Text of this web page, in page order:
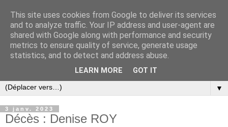
▼
3 janv. 2023
Décès : Denise ROY
This site uses cookies from Google to deliver its services
and to analyze traffic. Your IP address and user-agent are
shared with Google along with performance and security
metrics to ensure quality of service, generate usage
statistics, and to detect and address abuse.
LEARN MORE GOT IT